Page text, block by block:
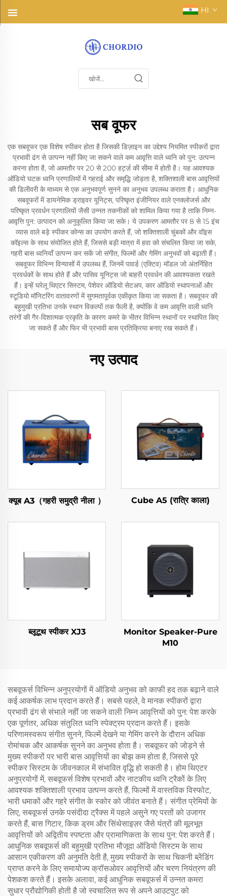
HI
सब वूफर
एक सबवूफर एक विशेष स्पीकर होता है जिसकी डिज़ाइन का उद्देश्य नियमित स्पीकरों द्वारा
प्रभावी ढंग से उत्पन्न नहीं किए जा सकने वाले कम आवृत्ति वाले ध्वनि को पुन: उत्पन्न
करना होता है, जो आमतौर पर 20 से 200 हर्ट्ज़ की सीमा में होती है। यह आवश्यक
ऑडियो घटक ध्वनि प्रणालियों में गहराई और समृद्धि जोड़ता है, शक्तिशाली बास आवृत्तियों
की डिलीवरी के माध्यम से एक अनुभवपूर्ण सुनने का अनुभव उपलब्ध कराता है। आधुनिक
सबवूफरों में डायनेमिक ड्राइवर यूनिट्स, परिष्कृत इंजीनियर वाले एनक्लोजर्स और
परिष्कृत प्रवर्धन प्रणालियों जैसी उन्नत तकनीकों को शामिल किया गया है ताकि निम्न-
आवृत्ति पुन: उत्पादन को अनुकूलित किया जा सके। ये उपकरण आमतौर पर 8 से 15 इंच
व्यास वाले बड़े स्पीकर कोन्स का उपयोग करते हैं, जो शक्तिशाली चुंबकों और वॉइस
कॉइल्स के साथ संयोजित होते हैं, जिससे बड़ी मात्रा में हवा को संचलित किया जा सके,
गहरी बास ध्वनियाँ उत्पन्न कर सकें जो संगीत, फिल्मों और गेमिंग अनुभवों को बढ़ाती हैं।
सबवूफर विभिन्न विन्यासों में उपलब्ध हैं, जिनमें पावर्ड (एक्टिव) मॉडल जो अंतर्निहित
प्रवर्धकों के साथ होते हैं और पासिव यूनिट्स जो बाहरी प्रवर्धन की आवश्यकता रखते
हैं। इन्हें घरेलू थिएटर सिस्टम, पेशेवर ऑडियो सेटअप, कार ऑडियो स्थापनाओं और
स्टूडियो मॉनिटरिंग वातावरणों में सुगमतापूर्वक एकीकृत किया जा सकता है। सबवूफर की
बहुमुखी प्रतिभा उनके स्थान विकल्पों तक फैली है, क्योंकि वे कम आवृत्ति वाली ध्वनि
तरंगों की गैर-दिशात्मक प्रकृति के कारण कमरे के भीतर विभिन्न स्थानों पर स्थापित किए
जा सकते हैं और फिर भी प्रभावी बास प्रतिक्रिया बनाए रख सकते हैं।
नए उत्पाद
क्यूब A3（गहरी समुद्री नीला ） Cube A5 (रात्रि काला)
ब्लूटूथ स्पीकर XJ3
Monitor Speaker-Pure
M10
सबवूफर्स विभिन्न अनुप्रयोगों में ऑडियो अनुभव को काफी हद तक बढ़ाने वाले
कई आकर्षक लाभ प्रदान करते हैं। सबसे पहले, वे मानक स्पीकरों द्वारा
प्रभावी ढंग से संभाले नहीं जा सकने वाली निम्न आवृत्तियों को पुन: पेश करके
एक पूर्णतर, अधिक संतुलित ध्वनि स्पेक्ट्रम प्रदान करते हैं। इसके
परिणामस्वरूप संगीत सुनने, फिल्में देखने या गेमिंग करने के दौरान अधिक
रोमांचक और आकर्षक सुनने का अनुभव होता है। सबवूफर को जोड़ने से
मुख्य स्पीकरों पर भारी बास आवृत्तियों का बोझ कम होता है, जिससे पूरे
स्पीकर सिस्टम के जीवनकाल में संभावित वृद्धि हो सकती है। होम थिएटर
अनुप्रयोगों में, सबवूफर्स विशेष प्रभावों और नाटकीय ध्वनि ट्रैकों के लिए
आवश्यक शक्तिशाली प्रभाव उत्पन्न करते हैं, फिल्मों में वास्तविक विस्फोट,
भारी धमाकों और गहरे संगीत के स्कोर को जीवंत बनाते हैं। संगीत प्रेमियों के
लिए, सबवूफर्स उनके पसंदीदा ट्रैक्स में पहले असुने गए परतों को उजागर
करते हैं, बास गिटार, किक ड्रम और सिंथेसाइज़र जैसे यंत्रों की मूलभूत
आवृत्तियों को अद्वितीय स्पष्टता और प्रामाणिकता के साथ पुन: पेश करते हैं।
आधुनिक सबवूफर्स की बहुमुखी प्रतिभा मौजूदा ऑडियो सिस्टम के साथ
आसान एकीकरण की अनुमति देती है, मुख्य स्पीकरों के साथ चिकनी ब्लेंडिंग
प्राप्त करने के लिए समायोज्य क्रॉसओवर आवृत्तियों और चरण नियंत्रण की
पेशकश करते हैं। इसके अलावा, कई आधुनिक सबवूफर्स में उन्नत कमरा
सुधार प्रौद्योगिकी होती है जो स्वचालित रूप से अपने आउटपुट को